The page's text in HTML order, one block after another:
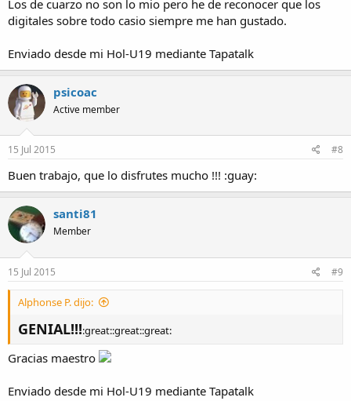
Los de cuarzo no son lo mio pero he de reconocer que los
digitales sobre todo casio siempre me han gustado.
Enviado desde mi Hol-U19 mediante Tapatalk
psicoac
Active member
15 Jul 2015 #8
Buen trabajo, que lo disfrutes mucho !!! :guay:
santi81
Member
15 Jul 2015 #9
Alphonse P. dijo:
GENIAL!!!:great::great::great:
Gracias maestro
Enviado desde mi Hol-U19 mediante Tapatalk